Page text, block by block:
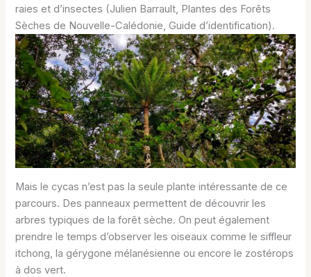
raies et d’insectes (Julien Barrault, Plantes des Forêts
Sèches de Nouvelle-Calédonie, Guide d’identification).
Mais le cycas n’est pas la seule plante intéressante de ce
parcours. Des panneaux permettent de découvrir les
arbres typiques de la forêt sèche. On peut également
prendre le temps d’observer les oiseaux comme le siffleur
itchong, la gérygone mélanésienne ou encore le zostérops
à dos vert.